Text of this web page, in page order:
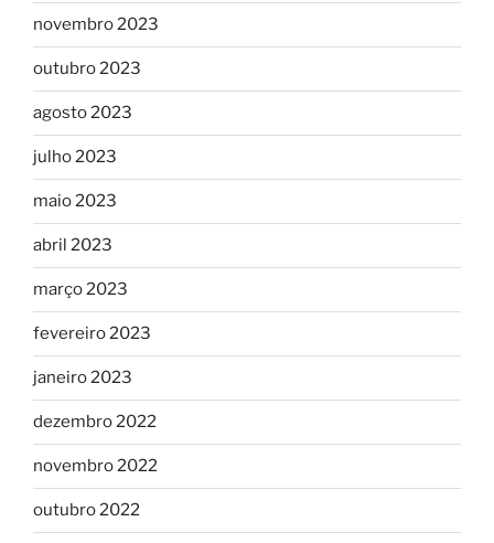
novembro 2023
outubro 2023
agosto 2023
julho 2023
maio 2023
abril 2023
março 2023
fevereiro 2023
janeiro 2023
dezembro 2022
novembro 2022
outubro 2022